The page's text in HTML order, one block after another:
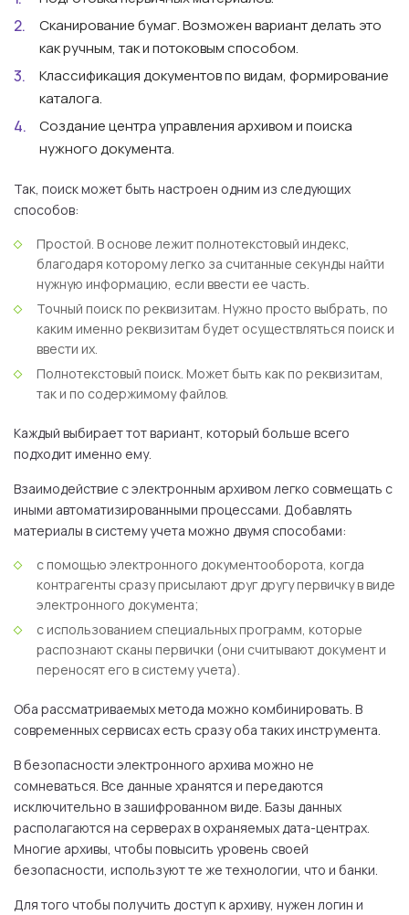
Сканирование бумаг. Возможен вариант делать это
как ручным, так и потоковым способом.
Классификация документов по видам, формирование
каталога.
Создание центра управления архивом и поиска
нужного документа.
Так, поиск может быть настроен одним из следующих
способов:
Простой. В основе лежит полнотекстовый индекс,
благодаря которому легко за считанные секунды найти
нужную информацию, если ввести ее часть.
Точный поиск по реквизитам. Нужно просто выбрать, по
каким именно реквизитам будет осуществляться поиск и
ввести их.
Полнотекстовый поиск. Может быть как по реквизитам,
так и по содержимому файлов.
Каждый выбирает тот вариант, который больше всего
подходит именно ему.
Взаимодействие с электронным архивом легко совмещать с
иными автоматизированными процессами. Добавлять
материалы в систему учета можно двумя способами:
с помощью электронного документооборота, когда
контрагенты сразу присылают друг другу первичку в виде
электронного документа;
с использованием специальных программ, которые
распознают сканы первички (они считывают документ и
переносят его в систему учета).
Оба рассматриваемых метода можно комбинировать. В
современных сервисах есть сразу оба таких инструмента.
В безопасности электронного архива можно не
сомневаться. Все данные хранятся и передаются
исключительно в зашифрованном виде. Базы данных
располагаются на серверах в охраняемых дата-центрах.
Многие архивы, чтобы повысить уровень своей
безопасности, используют те же технологии, что и банки.
Для того чтобы получить доступ к архиву, нужен логин и